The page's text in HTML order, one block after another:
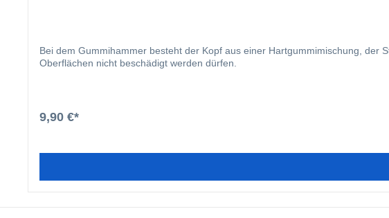
Bei dem Gummihammer besteht der Kopf aus einer Hartgummimischung, der
Oberflächen nicht beschädigt werden dürfen.
9,90 €*